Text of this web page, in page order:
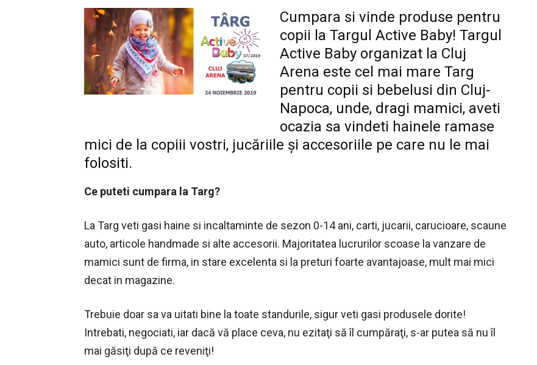
Cumpara si vinde produse pentru
copii la Targul Active Baby! Targul
Active Baby organizat la Cluj
Arena este cel mai mare Targ
pentru copii si bebelusi din Cluj-
Napoca, unde, dragi mamici, aveti
ocazia sa vindeti hainele ramase
mici de la copiii vostri, jucăriile şi accesoriile pe care nu le mai
folositi.
Ce puteti cumpara la Targ?
La Targ veti gasi haine si incaltaminte de sezon 0-14 ani, carti, jucarii, carucioare, scaune
auto, articole handmade si alte accesorii. Majoritatea lucrurilor scoase la vanzare de
mamici sunt de firma, in stare excelenta si la preturi foarte avantajoase, mult mai mici
decat in magazine.
Trebuie doar sa va uitati bine la toate standurile, sigur veti gasi produsele dorite!
Intrebati, negociati, iar dacă vă place ceva, nu ezitaţi să îl cumpăraţi, s-ar putea să nu îl
mai găsiţi după ce reveniţi!